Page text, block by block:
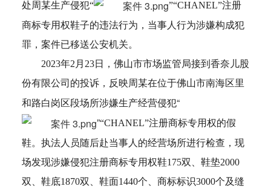
处周某生产侵犯“
”“CHANEL”注册
商标专用权鞋子的违法行为，当事人行为涉嫌构成犯
罪，案件已移送公安机关。
2023年2月23日，佛山市市场监管局接到香奈儿股
份有限公司的投诉，反映周某在位于佛山市南海区里
和路白岗区段场所涉嫌生产经营侵犯“
”“CHANEL”注册商标专用权的假
鞋。执法人员随后赴当事人的经营场所进行检查，现
场发现涉嫌侵犯注册商标专用权鞋175双、鞋垫2000
双、鞋底1870双、鞋面1440个、商标标识3000个及缝